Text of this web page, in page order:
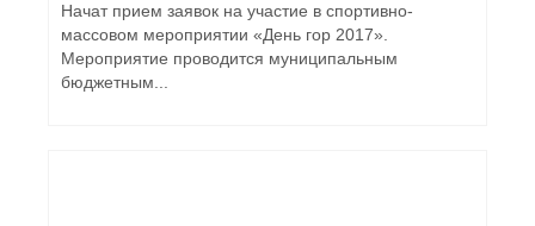
Начат прием заявок на участие в спортивно-
массовом мероприятии «День гор 2017».
Мероприятие проводится муниципальным
бюджетным...